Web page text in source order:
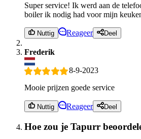
Super service! Ik werd aan de
boiler ik nodig had voor mijn
Nuttig Reageer Deel
Frederik
8-9-2023
Mooie prijzen goede service
Nuttig Reageer Deel
Hoe zou je Tapurr